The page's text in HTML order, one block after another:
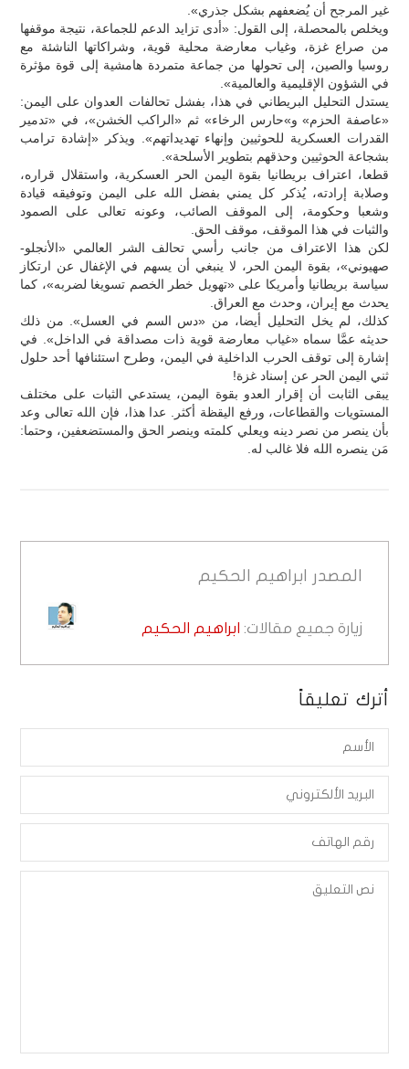
غير المرجح أن يُضعفهم بشكل جذري».
ويخلص بالمحصلة، إلى القول: «أدى تزايد الدعم للجماعة، نتيجة موقفها
من صراع غزة، وغياب معارضة محلية قوية، وشراكاتها الناشئة مع
روسيا والصين، إلى تحولها من جماعة متمردة هامشية إلى قوة مؤثرة
في الشؤون الإقليمية والعالمية».
يستدل التحليل البريطاني في هذا، بفشل تحالفات العدوان على اليمن:
«عاصفة الحزم» و»حارس الرخاء» ثم «الراكب الخشن»، في «تدمير
القدرات العسكرية للحوثيين وإنهاء تهديداتهم». ويذكر «إشادة ترامب
بشجاعة الحوثيين وحذقهم بتطوير الأسلحة».
قطعا، اعتراف بريطانيا بقوة اليمن الحر العسكرية، واستقلال قراره،
وصلابة إرادته، يُذكر كل يمني بفضل الله على اليمن وتوفيقه قيادة
وشعبا وحكومة، إلى الموقف الصائب، وعونه تعالى على الصمود
والثبات في هذا الموقف، موقف الحق.
لكن هذا الاعتراف من جانب رأسي تحالف الشر العالمي «الأنجلو-
صهيوني»، بقوة اليمن الحر، لا ينبغي أن يسهم في الإغفال عن ارتكاز
سياسة بريطانيا وأمريكا على «تهويل خطر الخصم تسويغا لضربه»، كما
يحدث مع إيران، وحدث مع العراق.
كذلك، لم يخل التحليل أيضا، من «دس السم في العسل». من ذلك
حديثه عمَّا سماه «غياب معارضة قوية ذات مصداقة في الداخل». في
إشارة إلى توقف الحرب الداخلية في اليمن، وطرح استئنافها أحد حلول
ثني اليمن الحر عن إسناد غزة!
يبقى الثابت أن إقرار العدو بقوة اليمن، يستدعي الثبات على مختلف
المستويات والقطاعات، ورفع اليقظة أكثر. عدا هذا، فإن الله تعالى وعد
بأن ينصر من نصر دينه ويعلي كلمته وينصر الحق والمستضعفين، وحتما:
مَن ينصره الله فلا غالب له.
المصدر ابراهيم الحكيم
زيارة جميع مقالات: ابراهيم الحكيم
أترك تعليقاً